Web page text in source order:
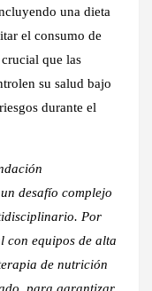
una dieta
el consumo de
que las
su salud bajo
durante el
desafío complejo
Por
con equipos de alta
de nutrición